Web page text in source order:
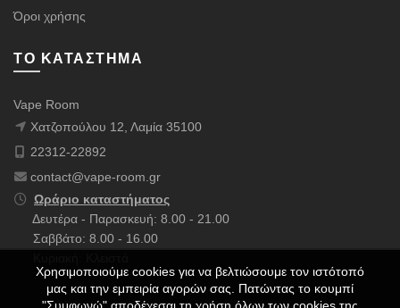
Όροι χρήσης
ΤΟ ΚΑΤΆΣΤΗΜΑ
Vape Room
Χατζοπούλου 12, Λαμία 35100
22312-22892
contact@vape-room.gr
Ωράριο καταστήματος
Δευτέρα - Παρασκευή: 8.00 - 21.00
Σαββάτο: 8.00 - 16.00
Χρησιμοποιούμε cookies για να βελτιώσουμε τον ιστότοπό
μας και την εμπειρία αγορών σας. Πατώντας το κουμπί